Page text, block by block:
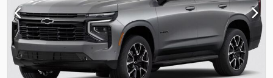
helyezéshez szükséges adattáblát a vevőnek kell beszereznie.
Kérdés esetén szívesen állunk rendelkezésre e-mailben vagy
telefonon a 20086-os belső szám megadásával. Dedoqi Eiyopfx
Aiqock